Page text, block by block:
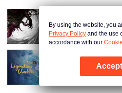
仙逆剧场版
雪鹰领主动漫
By using the website, you
Privacy Policy and the use
accordance with our
Accept